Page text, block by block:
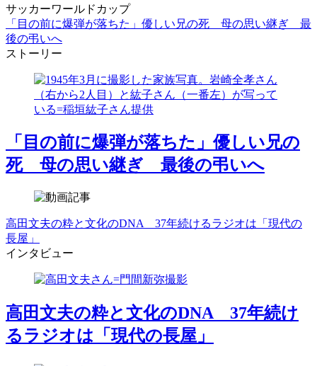
サッカーワールドカップ
「目の前に爆弾が落ちた」優しい兄の死 母の思い継ぎ 最
後の弔いへ
ストーリー
「目の前に爆弾が落ちた」優しい兄の
死 母の思い継ぎ 最後の弔いへ
高田文夫の粋と文化のDNA 37年続けるラジオは「現代の
長屋」
インタビュー
高田文夫の粋と文化のDNA 37年続け
るラジオは「現代の長屋」